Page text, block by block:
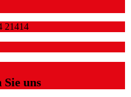
21414
Sie uns